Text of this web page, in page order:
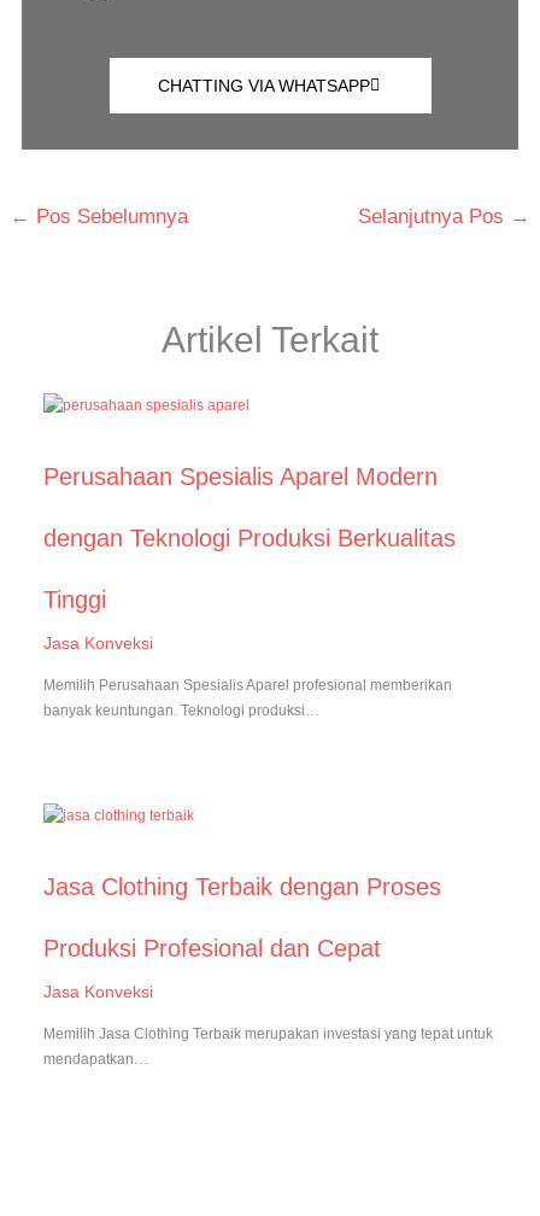
CHATTING VIA WHATSAPP
← Pos Sebelumnya Selanjutnya Pos →
Artikel Terkait
Perusahaan Spesialis Aparel Modern
dengan Teknologi Produksi Berkualitas
Tinggi
Jasa Konveksi
Memilih Perusahaan Spesialis Aparel profesional memberikan
banyak keuntungan. Teknologi produksi…
Jasa Clothing Terbaik dengan Proses
Produksi Profesional dan Cepat
Jasa Konveksi
Memilih Jasa Clothing Terbaik merupakan investasi yang tepat untuk
mendapatkan…